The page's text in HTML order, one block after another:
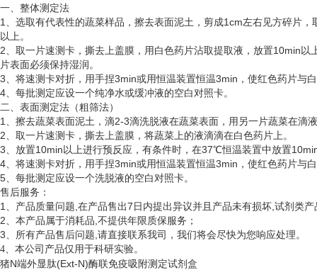
一、整体测定法
1、选取有代表性的蔬菜样品，擦去表面泥土，剪成1cm左右见方碎片
以上。
2、取一片速测卡，撕去上盖膜，用白色药片沾取提取液，放置10min
片表面必须保持湿润。
3、将速测卡对折，用手捏3min或用恒温装置恒温3min，使红色药片与
4、每批测定应设一个纯净水或缓冲液的空白对照卡。
二、表面测定法（粗筛法）
1、擦去蔬菜表面泥土，滴2-3滴洗脱液在蔬菜表面，用另一片蔬菜在滴
2、取一片速测卡，撕去上盖膜，将蔬菜上的液滴滴在白色药片上。
3、放置10min以上进行预反应，有条件时，在37℃恒温装置中放置
4、将速测卡对折，用手捏3min或用恒温装置恒温3min，使红色药片与
5、每批测定应设一个洗脱液的空白对照卡。
售后服务：
1、产品质量问题,在产品售出7日内提出异议并且产品未有损坏,试剂类
2、本产品属于消耗品,不提供年限质保服务；
3、所有产品售后问题,请直接联系我司，我们将会尽快为您响应处理。
4 本公司产品仅用于科研实验。
猪N端外显肽(Ext-N)酶联免疫吸附测定试剂盒